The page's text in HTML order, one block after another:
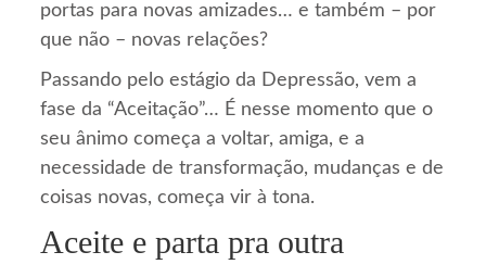
portas para novas amizades… e também – por
que não – novas relações?
Passando pelo estágio da Depressão, vem a
fase da “Aceitação”… É nesse momento que o
seu ânimo começa a voltar, amiga, e a
necessidade de transformação, mudanças e de
coisas novas, começa vir à tona.
Aceite e parta pra outra